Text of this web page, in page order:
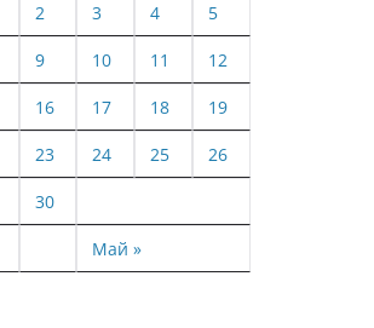
Май »
2 3 4 5
9 10 11 12
16 17 18 19
23 24 25 26
30